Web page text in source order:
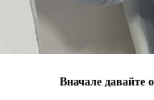
Вначале давайте